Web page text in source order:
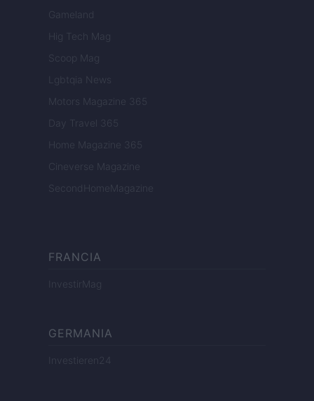
Gameland
Hig Tech Mag
Scoop Mag
Lgbtqia News
Motors Magazine 365
Day Travel 365
Home Magazine 365
Cineverse Magazine
SecondHomeMagazine
FRANCIA
InvestirMag
GERMANIA
Investieren24